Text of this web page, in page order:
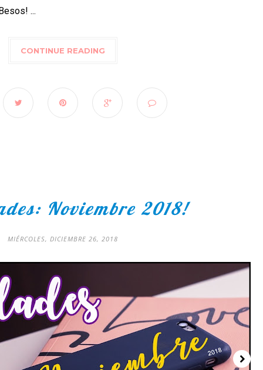
...
CONTINUE READING
Noviembre 2018!
MIÉRCOLES, DICIEMBRE 26, 2018